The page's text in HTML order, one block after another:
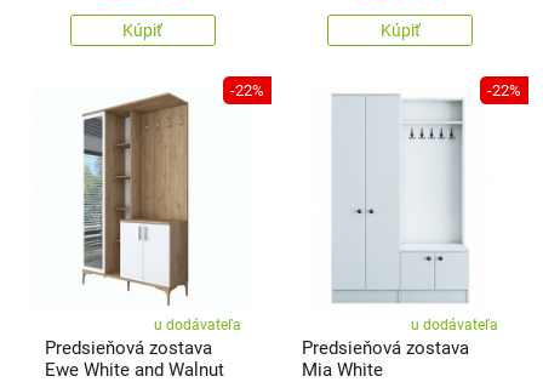
Kúpiť Kúpiť
-22%
u dodávateľa
Predsieňová zostava
Ewe White and Walnut
-22%
u dodávateľa
Predsieňová zostava
Mia White